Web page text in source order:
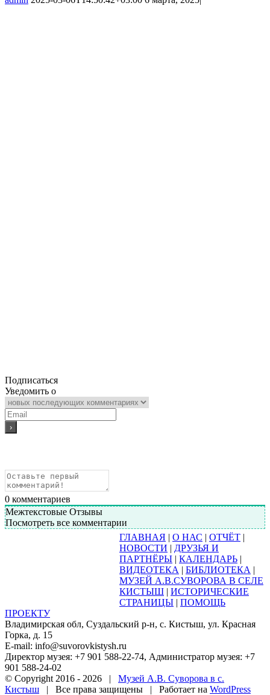
Подписаться
Уведомить о
0 комментариев
Межтекстовые Отзывы
Посмотреть все комментарии
ГЛАВНАЯ | О НАС | ОТЧЁТ |
НОВОСТИ | ДРУЗЬЯ И
ПАРТНЁРЫ | КАЛЕНДАРЬ |
ВИДЕОТЕКА | БИБЛИОТЕКА |
МУЗЕЙ А.В.СУВОРОВА В СЕЛЕ
КИСТЫШ | ИСТОРИЧЕСКИЕ
СТРАНИЦЫ | ПОМОЩЬ
ПРОЕКТУ
Владимирская обл, Суздальский р-н, с. Кистыш, ул. Красная
Горка, д. 15
E-mail: info@suvorovkistysh.ru
Директор музея: +7 901 588-22-74, Администратор музея: +7
901 588-24-02
© Copyright 2016 - 2026 | Музей А.В. Суворова в с.
Кистыш | Все права защищены | Работает на WordPress